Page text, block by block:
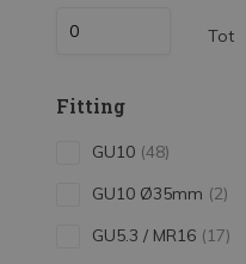
LED TL verlichting
Tot
Fitting
GU10 (48)
GU10 Ø35mm (2)
GU5.3 / MR16 (17)